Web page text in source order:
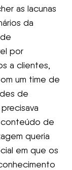
as lacunas
da
por
a clientes,
um time de
de
conteúdo de
queria
em que os